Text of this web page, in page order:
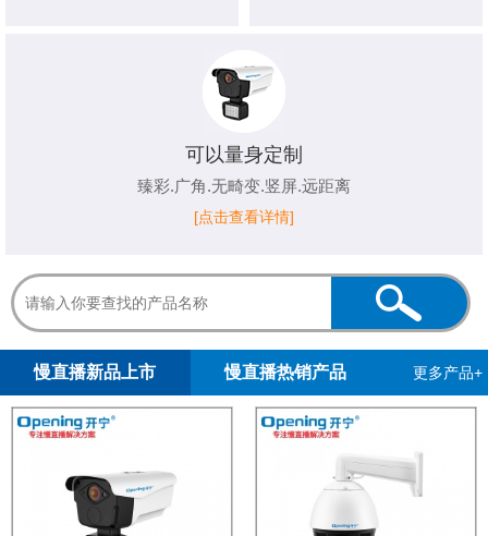
可以量身定制
臻彩.广角.无畸变.竖屏.远距离
[点击查看详情]
慢直播新品上市 慢直播热销产品 更多产品+